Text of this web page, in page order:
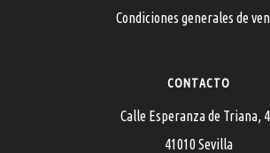
Condiciones generales de
CONTACTO
Calle Esperanza de Triana,
41010 Sevilla